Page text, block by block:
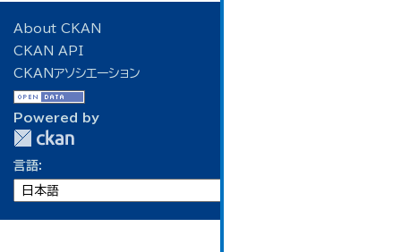
About CKAN
CKAN API
CKANアソシエーション
Powered by
言語